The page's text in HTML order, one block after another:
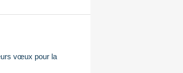
vœux pour la